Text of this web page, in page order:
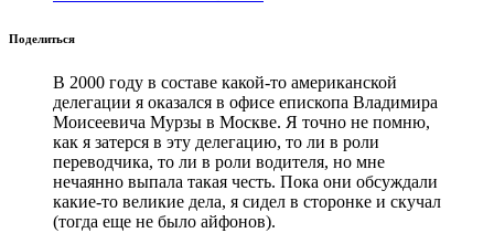
Поделиться
В 2000 году в составе какой-то американской
делегации я оказался в офисе епископа Владимира
Моисеевича Мурзы в Москве. Я точно не помню,
как я затерся в эту делегацию, то ли в роли
переводчика, то ли в роли водителя, но мне
нечаянно выпала такая честь. Пока они обсуждали
какие-то великие дела, я сидел в сторонке и скучал
(тогда еще не было айфонов).